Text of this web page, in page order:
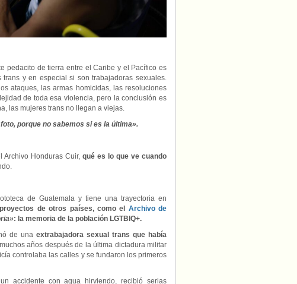
pedacito de tierra entre el Caribe y el Pacífico es
y en especial si son trabajadoras sexuales.
ataques, las armas homicidas, las resoluciones
de toda esa violencia, pero la conclusión es
las mujeres trans no llegan a viejas.
porque no sabemos si es la última».
Archivo Honduras Cuir, qué es lo que ve cuando
de Guatemala y tiene una trayectoria en
de otros países, como el Archivo de
: la memoria de la población LGTBIQ+.
de una extrabajadora sexual trans que había
años después de la última dictadura militar
controlaba las calles y se fundaron los primeros
accidente con agua hirviendo, recibió serias